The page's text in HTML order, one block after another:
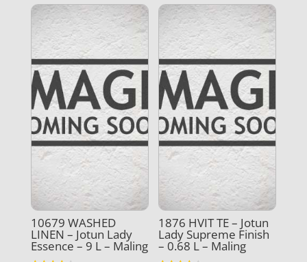
10679 WASHED
LINEN – Jotun Lady
Essence – 9 L – Maling
1876 HVIT TE – Jotun
Lady Supreme Finish
– 0.68 L – Maling